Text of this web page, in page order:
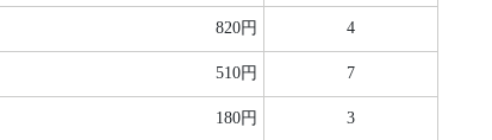
820円 4
510円 7
180円 3